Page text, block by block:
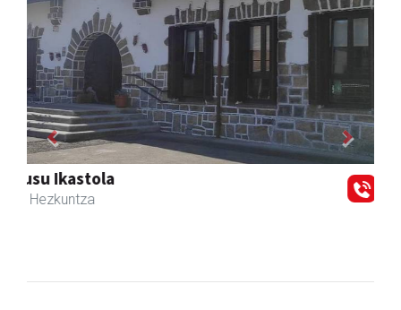
Zizurkilgo Udala
Zizurkil - Udaletxeak
Previous Next